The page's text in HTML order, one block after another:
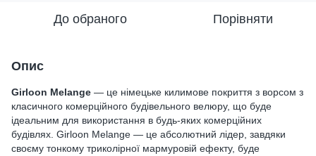
До обраного Порівняти
Опис
Girloon Melange — це німецьке килимове покриття з ворсом з
класичного комерційного будівельного велюру, що буде
ідеальним для використання в будь-яких комерційних
будівлях. Girloon Melange — це абсолютний лідер, завдяки
своєму тонкому триколірної мармуровій ефекту, буде